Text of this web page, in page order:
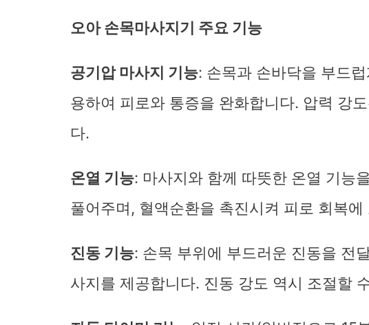
오아 손목마사지기 주요 기능
공기압 마사지 기능: 손목과 손바닥을 부드
용하여 피로와 통증을 완화합니다. 압력 강
다.
온열 기능: 마사지와 함께 따뜻한 온열 기능
풀어주며, 혈액순환을 촉진시켜 피로 회복에
진동 기능: 손목 부위에 부드러운 진동을 전
사지를 제공합니다. 진동 강도 역시 조절할